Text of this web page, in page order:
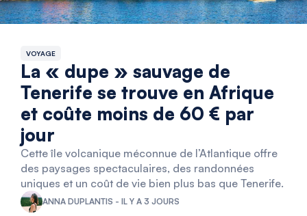
VOYAGE
La « dupe » sauvage de
Tenerife se trouve en Afrique
et coûte moins de 60 € par
jour
Cette île volcanique méconnue de l’Atlantique offre
des paysages spectaculaires, des randonnées
uniques et un coût de vie bien plus bas que Tenerife.
ANNA DUPLANTIS - IL Y A 3 JOURS